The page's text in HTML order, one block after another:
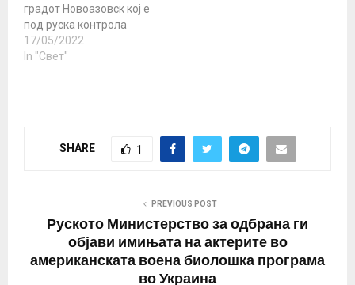
градот Новоазовск кој е
под руска контрола
доцна во понеделникот.
264 украински борци се
одбрана на
за спасување на
преостанатите борци
од…
17/05/2022
In "Свет"
SHARE 1
PREVIOUS POST
Руското Министерство за одбрана ги
објави имињата на актерите во
американската воена биолошка програма
во Украина